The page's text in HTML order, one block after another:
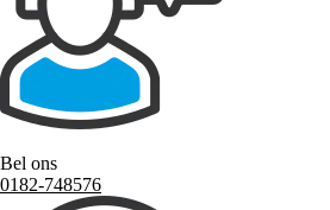
Bel ons
0182-748576